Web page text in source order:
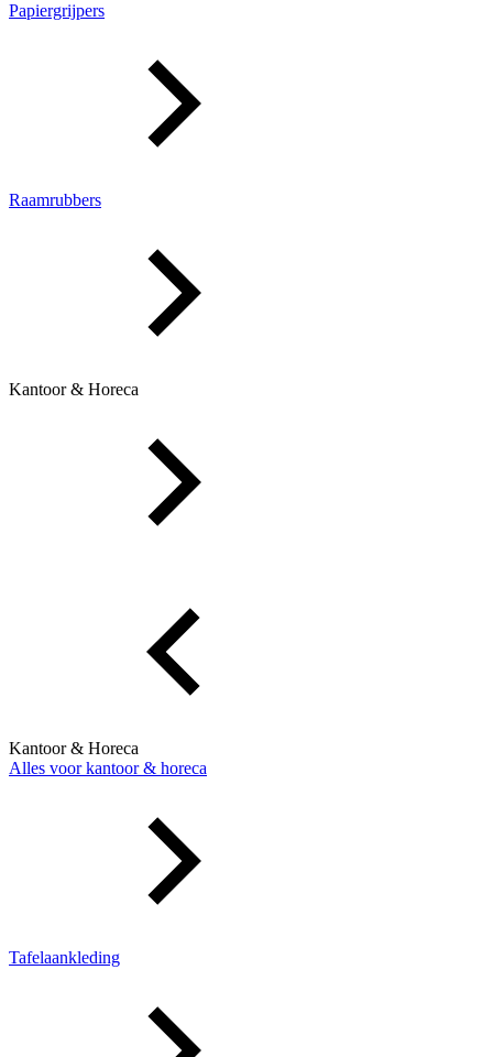
Papiergrijpers
Raamrubbers
Kantoor & Horeca
Kantoor & Horeca
Alles voor kantoor & horeca
Tafelaankleding